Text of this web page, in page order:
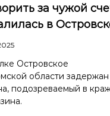
и
п
и
к
за чужой
в
Островское
области задержан
подозреваемый в